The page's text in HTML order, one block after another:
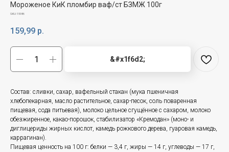
Мороженое КиК пломбир ваф/ст БЗМЖ 100г
SKU:15986
159,99 р.
&#x1f6d2;
Состав: сливки, сахар, вафельный стакан (мука пшеничная
хлебопекарная, масло растительное, сахар-песок, соль поваренная
пищевая, сода питьевая), молоко цельное сгущённое с сахаром, молоко
обезжиренное, какао-порошок, стабилизатор «Кремодан» (моно- и
диглицериды жирных кислот, камедь рожкового дерева, гуаровая камедь,
каррагинан).
Пищевая ценность на 100 г: белки — 3,4 г, жиры — 14 г, углеводы — 17 г,